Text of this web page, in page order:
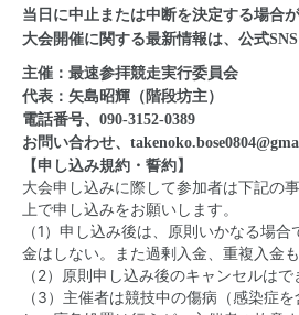
当日に中止または中断を決定する場合が
大会開催に関する最新情報は、公式
主催：最速参拝競走実行委員会
代表：矢島昭輝（階段坊主）
電話番号、090-3152-0389
お問い合わせ、
【申し込み規約・誓約】
大会申し込みに際して参加者は下記の
上で申し込みをお願いします。
（1）申し込み後は、原則いかなる場
金はしない。また過剰入金、重複入金も
（2）原則申し込み後のキャンセルはで
（3）主催者は競技中の傷病（感染症